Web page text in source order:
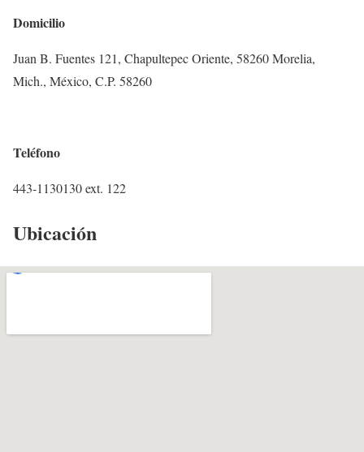
Domicilio
Juan B. Fuentes 121, Chapultepec Oriente, 58260 Morelia,
Mich., México, C.P. 58260
Teléfono
443-1130130 ext. 122
Ubicación